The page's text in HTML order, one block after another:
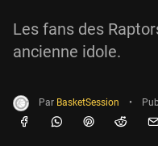
Les fans des
ancienne idole.
Par BasketSession •